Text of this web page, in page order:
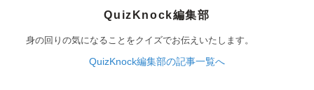
QuizKnock編集部
身の回りの気になることをクイズでお伝えいたします。
QuizKnock編集部の記事一覧へ